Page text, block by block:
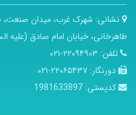
نشانی: شهرک غرب، میدان صنعت،
طاهرخانی، خیابان امام صادق (علیه
تلفن: ۲۲۰۹۴۹۰۳-۰۲۱
دورنگار: ۲۲۰۶۵۴۳۷-۰۲۱
کدپستی: 1981633897